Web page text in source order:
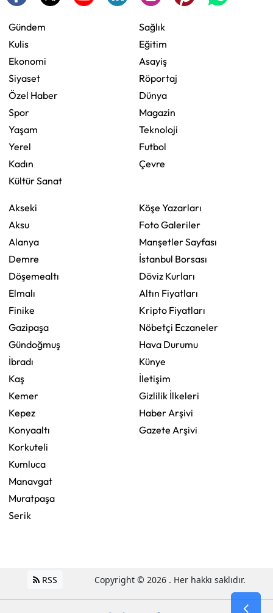
Gündem
Kulis
Ekonomi
Siyaset
Özel Haber
Spor
Yaşam
Yerel
Kadın
Kültür Sanat
Sağlık
Eğitim
Asayiş
Röportaj
Dünya
Magazin
Teknoloji
Futbol
Çevre
Akseki
Aksu
Alanya
Demre
Döşemealtı
Elmalı
Finike
Gazipaşa
Gündoğmuş
İbradı
Kaş
Kemer
Kepez
Konyaaltı
Korkuteli
Kumluca
Manavgat
Muratpaşa
Serik
Köşe Yazarları
Foto Galeriler
Manşetler Sayfası
İstanbul Borsası
Döviz Kurları
Altın Fiyatları
Kripto Fiyatları
Nöbetçi Eczaneler
Hava Durumu
Künye
İletişim
Gizlilik İlkeleri
Haber Arşivi
Gazete Arşivi
RSS Copyright © 2026 . Her hakkı saklıdır.